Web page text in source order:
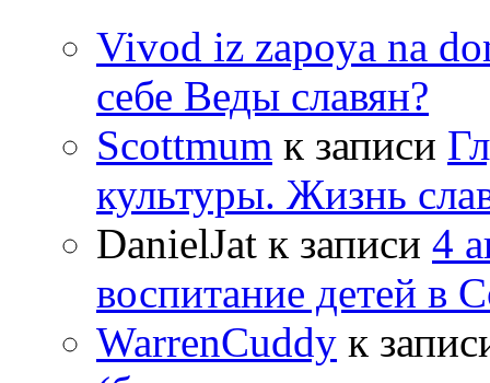
Vivod iz zapoya na
себе Веды славян?
Scottmum к записи
культуры. Жизнь
DanielJat к записи 4
воспитание детей в
WarrenCuddy к